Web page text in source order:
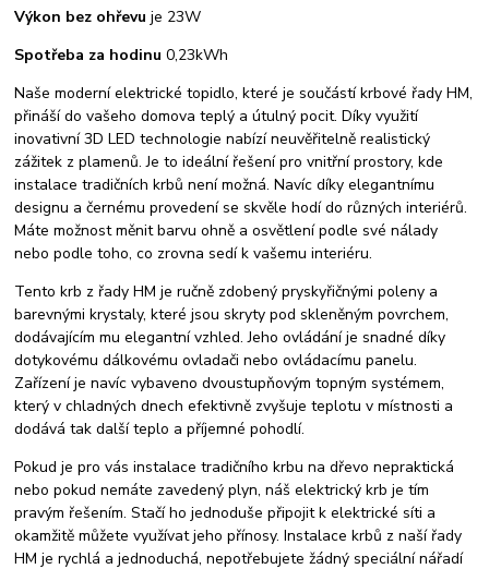
Výkon bez ohřevu je 23W
Spotřeba za hodinu 0,23kWh
Naše moderní elektrické topidlo, které je součástí krbové řady HM,
přináší do vašeho domova teplý a útulný pocit. Díky využití
inovativní 3D LED technologie nabízí neuvěřitelně realistický
zážitek z plamenů. Je to ideální řešení pro vnitřní prostory, kde
instalace tradičních krbů není možná. Navíc díky elegantnímu
designu a černému provedení se skvěle hodí do různých interiérů.
Máte možnost měnit barvu ohně a osvětlení podle své nálady
nebo podle toho, co zrovna sedí k vašemu interiéru.
Tento krb z řady HM je ručně zdobený pryskyřičnými poleny a
barevnými krystaly, které jsou skryty pod skleněným povrchem,
dodávajícím mu elegantní vzhled. Jeho ovládání je snadné díky
dotykovému dálkovému ovladači nebo ovládacímu panelu.
Zařízení je navíc vybaveno dvoustupňovým topným systémem,
který v chladných dnech efektivně zvyšuje teplotu v místnosti a
dodává tak další teplo a příjemné pohodlí.
Pokud je pro vás instalace tradičního krbu na dřevo nepraktická
nebo pokud nemáte zavedený plyn, náš elektrický krb je tím
pravým řešením. Stačí ho jednoduše připojit k elektrické síti a
okamžitě můžete využívat jeho přínosy. Instalace krbů z naší řady
HM je rychlá a jednoduchá, nepotřebujete žádný speciální nářadí